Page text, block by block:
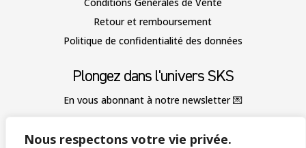
Nous respectons votre vie privée.
Retour et remboursement
Politique de confidentialité des données
Plongez dans l'univers SKS
En vous abonnant à notre newsletter💌